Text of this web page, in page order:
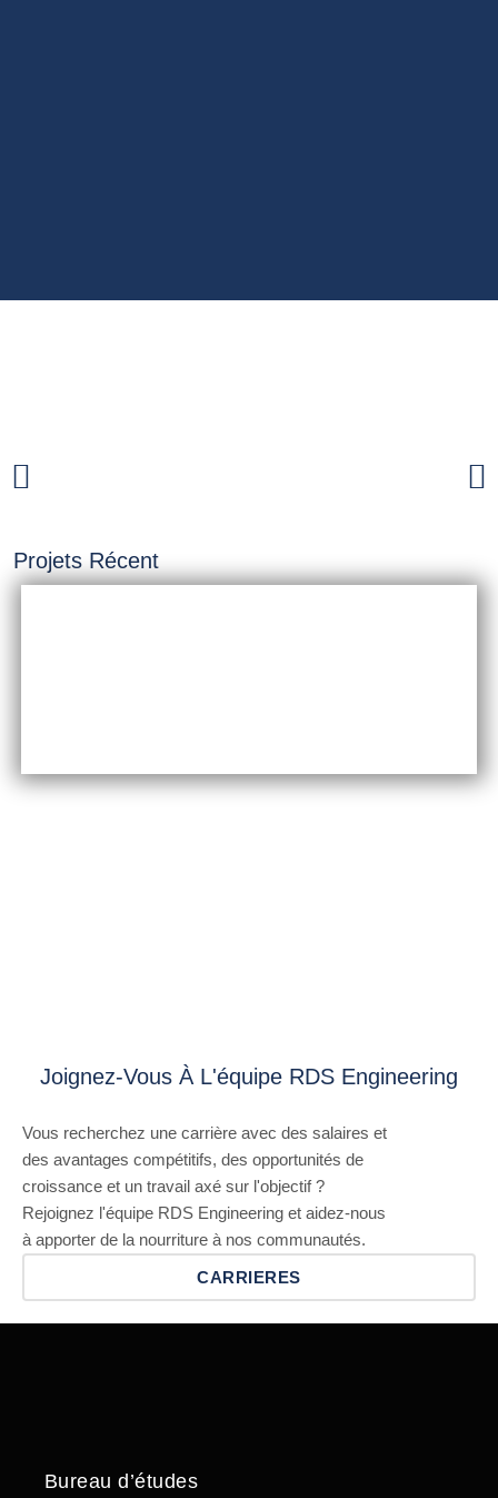
Projets Récent
Joignez-Vous À L'équipe RDS Engineering
Vous recherchez une carrière avec des salaires et
des avantages compétitifs, des opportunités de
croissance et un travail axé sur l'objectif ?
Rejoignez l'équipe RDS Engineering et aidez-nous
à apporter de la nourriture à nos communautés.
CARRIERES
Bureau d’études